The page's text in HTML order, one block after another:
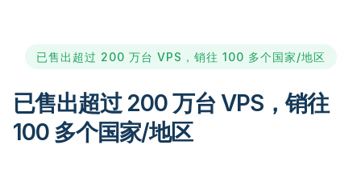
已售出超过 200 万台 VPS，销往 100 多个国家/地区
已售出超过 200 万台 VPS，销往
100 多个国家/地区